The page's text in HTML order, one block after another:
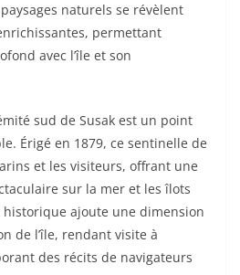
naturels se révèlent
permettant
avec l’île et son
sud de Susak est un point
Érigé en 1879, ce sentinelle de
et les visiteurs, offrant une
sur la mer et les îlots
historique ajoute une dimension
de l’île, rendant visite à
des récits de navigateurs